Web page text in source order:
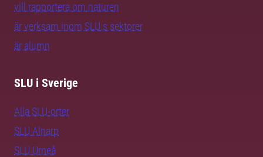
vill rapportera om naturen
är verksam inom SLU:s sektorer
är alumn
SLU i Sverige
Alla SLU-orter
SLU Alnarp
SLU Umeå